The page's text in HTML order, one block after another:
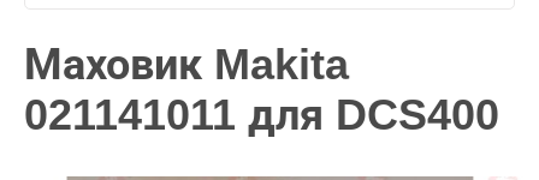
Маховик Makita
021141011 для DCS400